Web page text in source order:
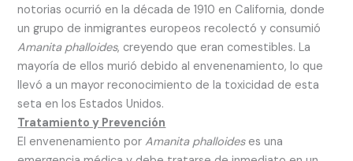
notorias ocurrió en la década de 1910 en California, donde
un grupo de inmigrantes europeos recolectó y consumió
Amanita phalloides, creyendo que eran comestibles. La
mayoría de ellos murió debido al envenenamiento, lo que
llevó a un mayor reconocimiento de la toxicidad de esta
seta en los Estados Unidos.
Tratamiento y Prevención
El envenenamiento porAmanita phalloideses una